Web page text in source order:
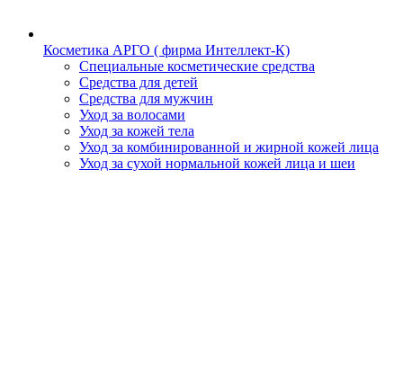
Косметика АРГО ( фирма Интеллект-К)
Специальные косметические средства
Средства для детей
Средства для мужчин
Уход за волосами
Уход за кожей тела
Уход за комбинированной и жирной кожей лица
Уход за сухой нормальной кожей лица и шеи